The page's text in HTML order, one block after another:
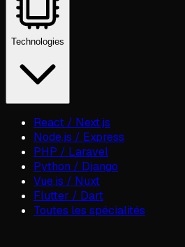
Technologies
React / Next.js
Node.js / Express
PHP / Laravel
Python / Django
Vue.js / Nuxt
Flutter / Dart
Toutes les spécialités